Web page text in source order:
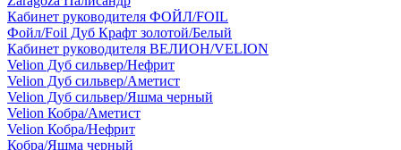
Кабинет руководителя ФОЙЛ/FOIL
Фойл/Foil Дуб Крафт золотой/Белый
Кабинет руководителя ВЕЛИОН/VELION
Velion Дуб сильвер/Нефрит
Velion Дуб сильвер/Аметист
Velion Дуб сильвер/Яшма черный
Velion Кобра/Аметист
Velion Кобра/Нефрит
Кобра/Яшма черный